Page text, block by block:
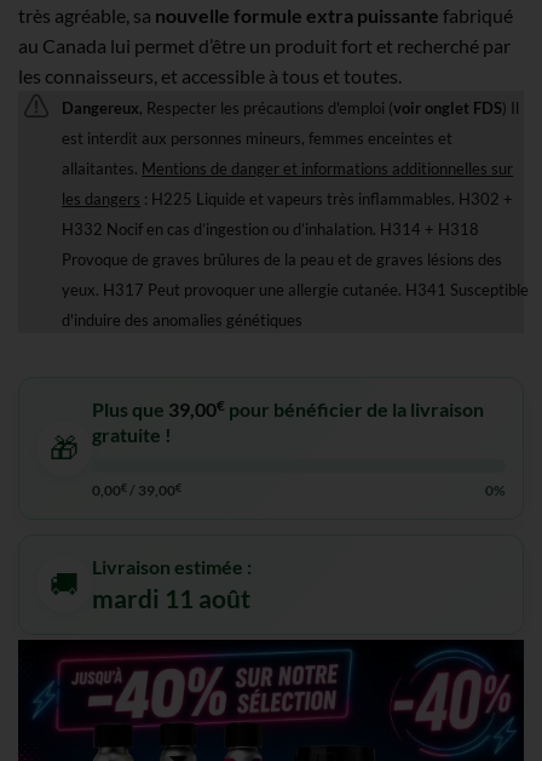
très agréable, sa nouvelle formule extra puissante fabriqué
au Canada lui permet d’être un produit fort et recherché par
les connaisseurs, et accessible à tous et toutes.
Dangereux, Respecter les précautions d'emploi (voir onglet FDS) Il
est interdit aux personnes mineurs, femmes enceintes et
allaitantes. Mentions de danger et informations additionnelles sur
les dangers : H225 Liquide et vapeurs très inflammables. H302 +
H332 Nocif en cas d’ingestion ou d’inhalation. H314 + H318
Provoque de graves brûlures de la peau et de graves lésions des
yeux. H317 Peut provoquer une allergie cutanée. H341 Susceptible
d'induire des anomalies génétiques
🎁
Plus que 39,00€ pour bénéficier de la livraison
gratuite !
0,00€ / 39,00€ 0%
🚚 Livraison estimée :
mardi 11 août